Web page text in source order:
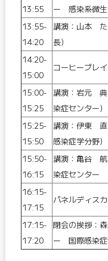
13:55
ー 感染系微
13:55-
14:20
講演：山本
長)
14:20-
15:00
コーヒーブレ
15:00-
15:25
講演：岩元
染症センター)
15:25-
15:50
講演：伊東 直
感染症学分野)
15:50-
16:15
講演：亀谷
染症センター
16:15-
17:15
パネルディス
17:15-
17:20
閉会の挨拶：
ー 国際感染症